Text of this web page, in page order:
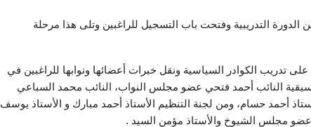
الدورة التدريبية وفتحت باب التسجيل للراغبين وتلى هذا مرحلة
تدريب الكوادر السياسية ونقل خبرات أعضائها ونوابها للراغبين في
النائب أحمد فتحي عضو مجلس النواب، النائب محمد السباعي
أحمد حسام، ومن لجنة التنظيم الأستاذ أحمد مبارك و الأستاذ يوسف
مجلس الشيوخ والأستاذ مؤمن السيد .